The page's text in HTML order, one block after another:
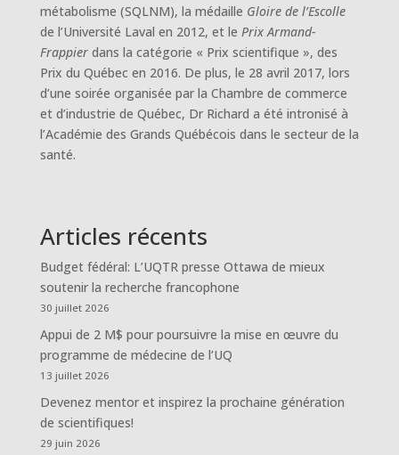
métabolisme (SQLNM), la médaille Gloire de l’Escolle
de l’Université Laval en 2012, et le Prix Armand-
Frappierdans la catégorie « Prix scientifique », des
Prix du Québec en 2016. De plus, le 28 avril 2017, lors
d’une soirée organisée par la Chambre de commerce
et d’industrie de Québec, Dr Richard a été intronisé à
l’Académie des Grands Québécois dans le secteur de la
santé.
Articles récents
Budget fédéral: L’UQTR presse Ottawa de mieux
soutenir la recherche francophone
30 juillet 2026
Appui de 2 M$ pour poursuivre la mise en œuvre du
programme de médecine de l’UQ
13 juillet 2026
Devenez mentor et inspirez la prochaine génération
de scientifiques!
29 juin 2026